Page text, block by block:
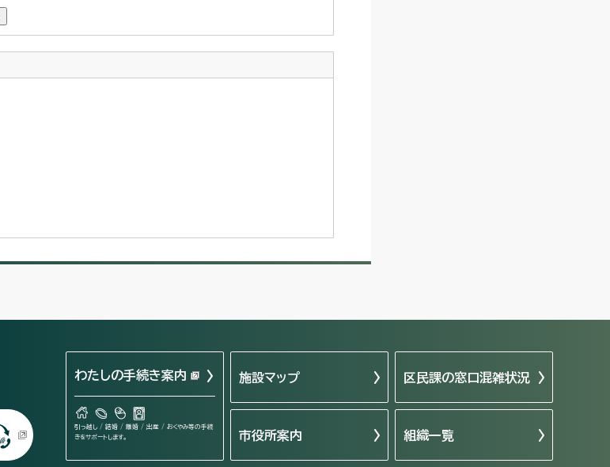
わたしの手続き案内
引っ越し / 結婚 / 離婚 / 出産 / おくやみ等の手続
きをサポートします。
施設マップ 区民課の窓口混雑状況
市役所案内 組織一覧